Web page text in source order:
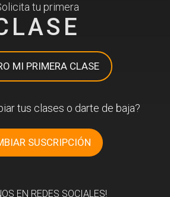
tu primera
MI PRIMERA CLASE
tus clases o darte de baja?
SUSCRIPCIÓN
EN REDES SOCIALES!